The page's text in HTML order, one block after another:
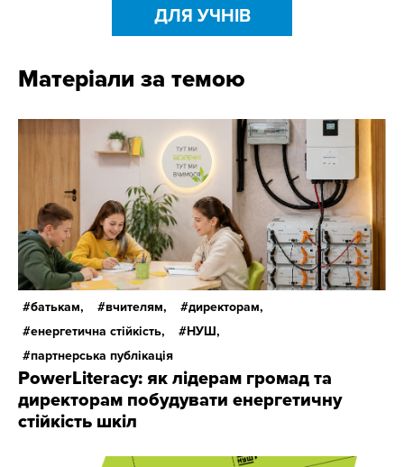
ДЛЯ УЧНІВ
Матеріали за темою
батькам, вчителям,
директорам,
енергетична стійкість,
НУШ,
партнерська публікація
PowerLiteracy: як лідерам громад та
директорам побудувати енергетичну
стійкість шкіл